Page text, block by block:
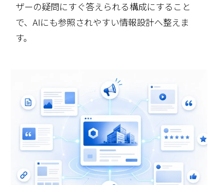
ザーの疑問にすぐ答えられる構成にすること
で、AIにも参照されやすい情報設計へ整えま
す。